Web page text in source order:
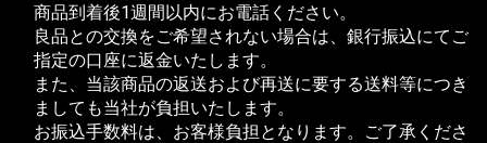
商品到着後1週間以内にお電話ください。
良品との交換をご希望されない場合は、銀行振込にてご
指定の口座に返金いたします。
また、当該商品の返送および再送に要する送料等につき
ましても当社が負担いたします。
お振込手数料は、お客様負担となります。ご了承くださ